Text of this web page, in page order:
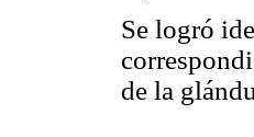
Se logró
de la